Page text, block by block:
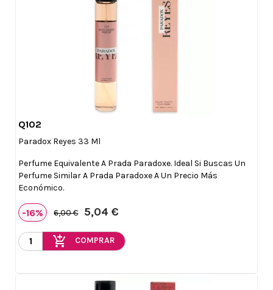
Q102
Paradox Reyes 33 Ml
Perfume Equivalente A Prada Paradoxe. Ideal Si Buscas Un
Perfume Similar A Prada Paradoxe A Un Precio Más
Económico.
-16% 6,00 € 5,04 €
add_shopping_cart COMPRAR